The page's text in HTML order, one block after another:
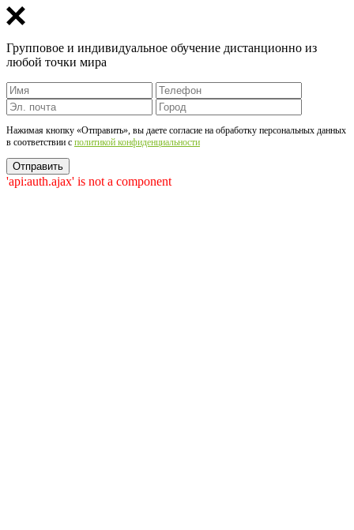
Групповое и индивидуальное обучение дистанционно из
любой точки мира
Нажимая кнопку «Отправить», вы даете согласие на обработку персональных данных
в соответствии c политикой конфиденциальности
'api:auth.ajax' is not a component